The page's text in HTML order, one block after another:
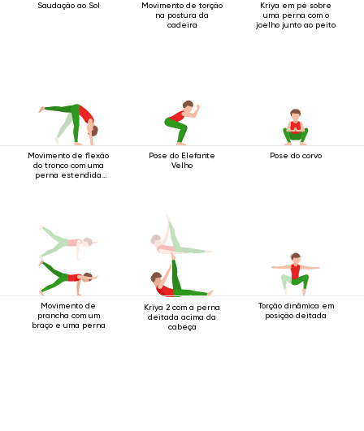
Saudação ao Sol
Movimento de torção
na postura da
cadeira
Kriya em pé sobre
uma perna com o
joelho junto ao peito
Movimento de flexão
do tronco com uma
perna estendida
Pose do Elefante
Velho
Pose do corvo
Movimento de
prancha com um
braço e uma perna
Kriya 2 com a perna
deitada acima da
cabeça
Torção dinâmica em
posição deitada